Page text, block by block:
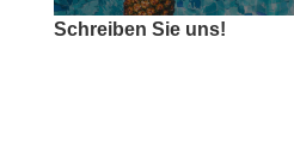
Schreiben Sie uns!